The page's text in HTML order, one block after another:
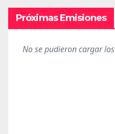
Próximas Emisiones